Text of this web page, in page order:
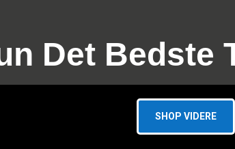
Det Bedste
SHOP VIDERE